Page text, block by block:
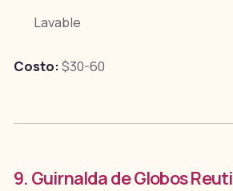
Lavable
Costo:$30-60
9. Guirnalda de Globos